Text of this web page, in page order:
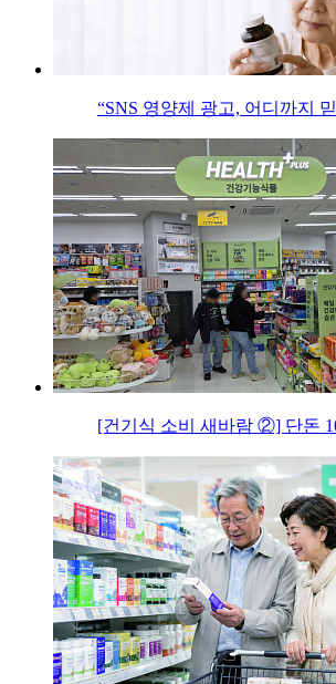
“SNS 영양제 광고, 어디까지
[건기식 소비 새바람 ②] 단돈